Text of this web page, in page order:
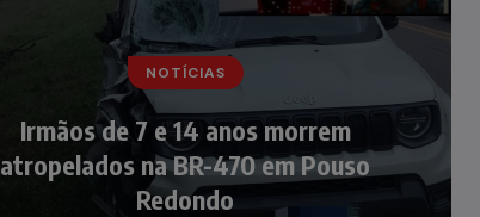
NOTÍCIAS
Nádia Menegazzi leva o nome de
Taió ao palco do Programa Silvio
Santos